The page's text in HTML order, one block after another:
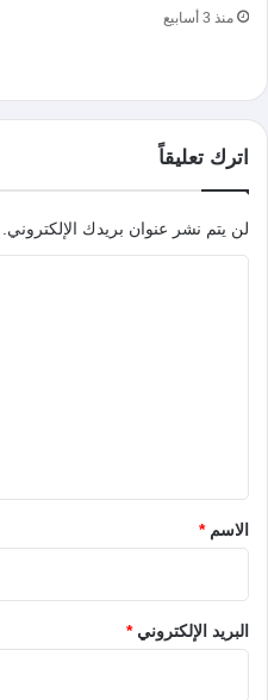
منذ 3 أسابيع
اترك تعليقاً
لن يتم نشر عنوان بريدك الإلكتروني.
*الاسم*
البريد الإلكتروني*